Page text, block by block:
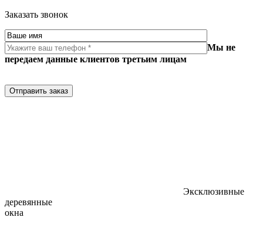
Заказать звонок
Мы не
передаем данные клиентов третьим лицам
Отправить заказ
Эксклюзивные
деревянные
окна